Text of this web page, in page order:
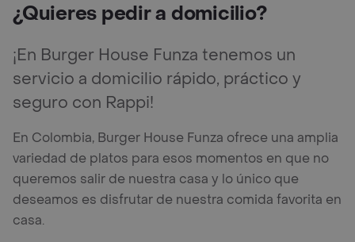
¿Quieres pedir a domicilio?
¡En Burger House Funza tenemos un
servicio a domicilio rápido, práctico y
seguro con Rappi!
En Colombia, Burger House Funza ofrece una amplia
variedad de platos para esos momentos en que no
queremos salir de nuestra casa y lo único que
deseamos es disfrutar de nuestra comida favorita en
casa.